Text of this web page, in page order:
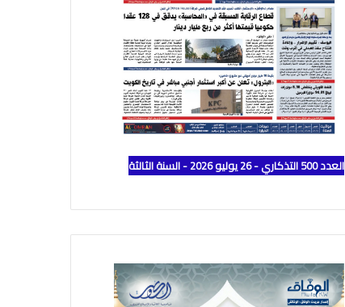
العدد 500 التذكاري - 26 يوليو 2026 - السنة الثالثة